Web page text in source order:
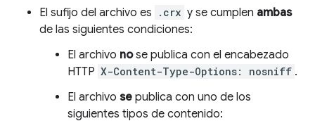
El sufijo del archivo es
.crx y se cumplen ambas
de las siguientes condiciones:
El archivo nose publica con el encabezado
HTTP X-Content-Type-Options: nosniff .
El archivo se publica con uno de los
siguientes tipos de contenido: